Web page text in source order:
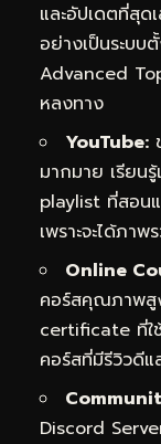
และอัปเดตที่สุด
อย่างเป็นระบ
Advanced
หลงทาง
YouTube:
มากมาย เรียน
playlist ที่สอน
เพราะจะได้ภา
Online
คอร์สคุณภาพสู
certificate ที่ใ
คอร์สที่มีรีวิวดีแ
Discord